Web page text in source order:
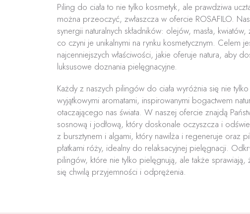
Piling do ciała to nie tylko kosmetyk, ale prawdziwa
można przeoczyć, zwłaszcza w ofercie ROSAFILO.
synergii naturalnych składników: olejów, masła,
co czyni je unikalnymi na rynku kosmetycznym. Celem
najcenniejszych właściwości, jakie oferuje natura, aby
luksusowe doznania pielęgnacyjne.
Każdy z naszych pilingów do ciała wyróżnia się nie
wyjątkowymi aromatami, inspirowanymi bogactwem
otaczającego nas świata. W naszej ofercie znajdą
sosnową i jodłową, który doskonale oczyszcza i
z bursztynem i algami, który nawilża i regeneruje oraz
płatkami róży, idealny do relaksacyjnej pielęgnacji.
pilingów, które nie tylko pielęgnują, ale także sprawiają,
się chwilą przyjemności i odprężenia.